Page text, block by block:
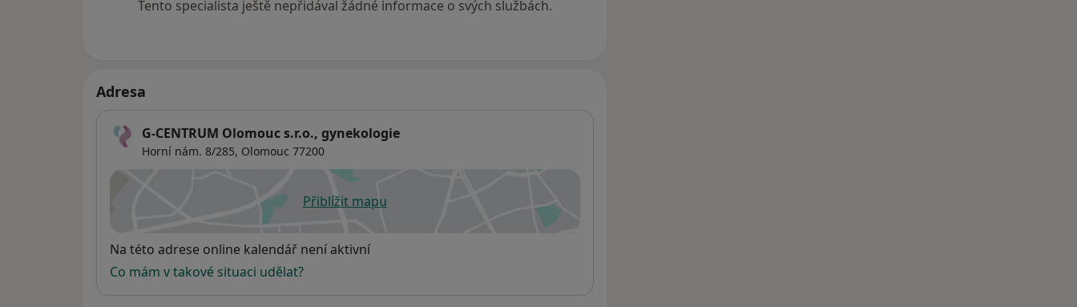
Ordinační hodiny:
Pondělí 08.00-14.00
Úterý 07.00-16.00
Středa 12.00-19.00
Tento specialista ještě nepřidával žádné informace o svých službách.
Adresa
G-CENTRUM Olomouc s.r.o., gynekologie
Horní nám. 8/285, Olomouc 77200
Přiblížit mapuse otevře v nové záložce
Dostupnost
Na této adrese online kalendář není aktivní
Co mám v takové situaci udělat?